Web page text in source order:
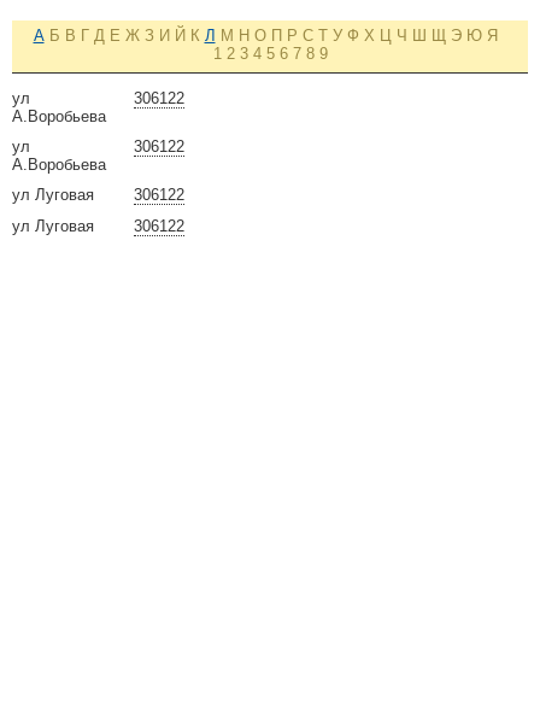
А Б В Г Д Е Ж З И Й К Л М Н О П Р С Т У Ф Х Ц Ч Ш Щ Э Ю Я
1 2 3 4 5 6 7 8 9
306122
ул
А.Воробьева
306122
ул
А.Воробьева
306122
ул Луговая
306122
ул Луговая